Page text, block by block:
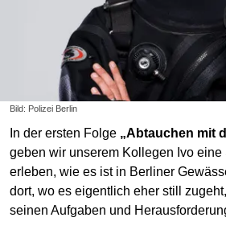
Bild: Polizei Berlin
In der ersten Folge „Abtauchen mit
geben wir unserem Kollegen Ivo eine
erleben, wie es ist in Berliner
dort, wo es eigentlich eher still
seinen Aufgaben und